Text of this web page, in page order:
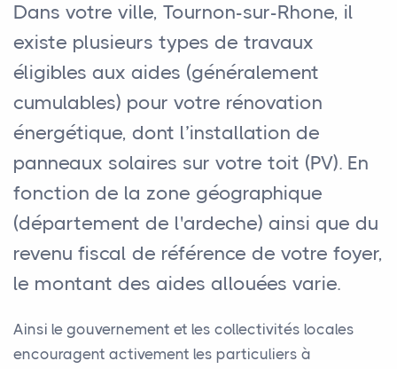
Dans votre ville, Tournon-sur-Rhone, il
existe plusieurs types de travaux
éligibles aux aides (généralement
cumulables) pour votre rénovation
énergétique, dont l’installation de
panneaux solaires sur votre toit (PV). En
fonction de la zone géographique
(département de l'ardeche) ainsi que du
revenu fiscal de référence de votre foyer,
le montant des aides allouées varie.
Ainsi le gouvernement et les collectivités locales
encouragent activement les particuliers à